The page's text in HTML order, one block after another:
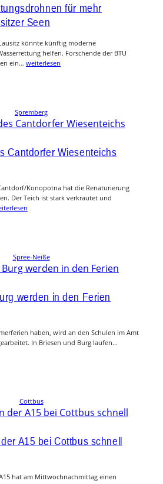
für mehr
Seen
könnte künftig moderne
helfen. Forschende der BTU
ein… weiterlesen
Spremberg
Cantdorfer Wiesenteichs
Konopotna hat die Renaturierung
Der Teich ist stark verkrautet und
Spree-Neiße
werden in den Ferien
haben, wird an den Schulen im Amt
In Briesen und Burg laufen…
Cottbus
A15 bei Cottbus schnell
hat am Mittwochnachmittag einen